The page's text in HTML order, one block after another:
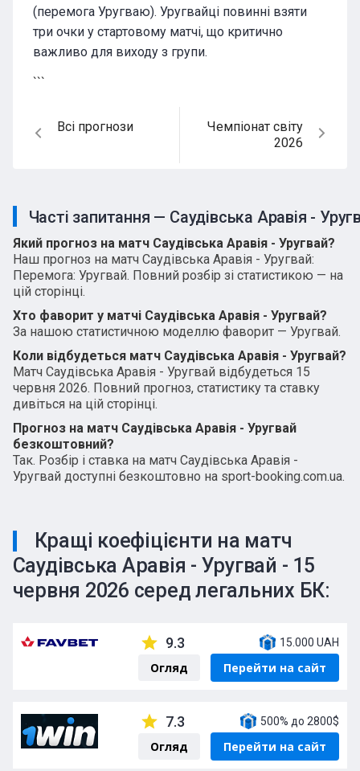
(перемога Уругваю). Уругвайці повинні взяти
три очки у стартовому матчі, що критично
важливо для виходу з групи.
```
Всі прогнози
Чемпіонат світу
2026
Часті запитання — Саудівська Аравія -
Який прогноз на матч Саудівська Аравія - Уругвай?
Наш прогноз на матч Саудівська Аравія - Уругвай:
Перемога: Уругвай. Повний розбір зі статистикою — на
цій сторінці.
Хто фаворит у матчі Саудівська Аравія - Уругвай?
За нашою статистичною моделлю фаворит — Уругвай.
Коли відбудеться матч Саудівська Аравія - Уругвай?
Матч Саудівська Аравія - Уругвай відбудеться 15
червня 2026. Повний прогноз, статистику та ставку
дивіться на цій сторінці.
Прогноз на матч Саудівська Аравія - Уругвай
безкоштовний?
Так. Розбір і ставка на матч Саудівська Аравія -
Уругвай доступні безкоштовно на sport-booking.com.ua.
Кращі коефіцієнти на матч
Саудівська Аравія - Уругвай - 15
червня 2026 серед легальних БК:
9.3 15.000 UAH
Огляд Перейти на сайт
7.3 500% до 2800$
Огляд Перейти на сайт